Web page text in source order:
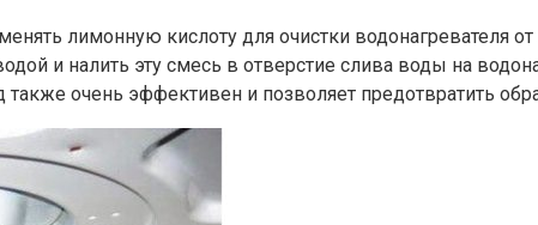
лимонную кислоту для очистки водонагревателя
и налить эту смесь в отверстие слива воды на
очень эффективен и позволяет предотвратить